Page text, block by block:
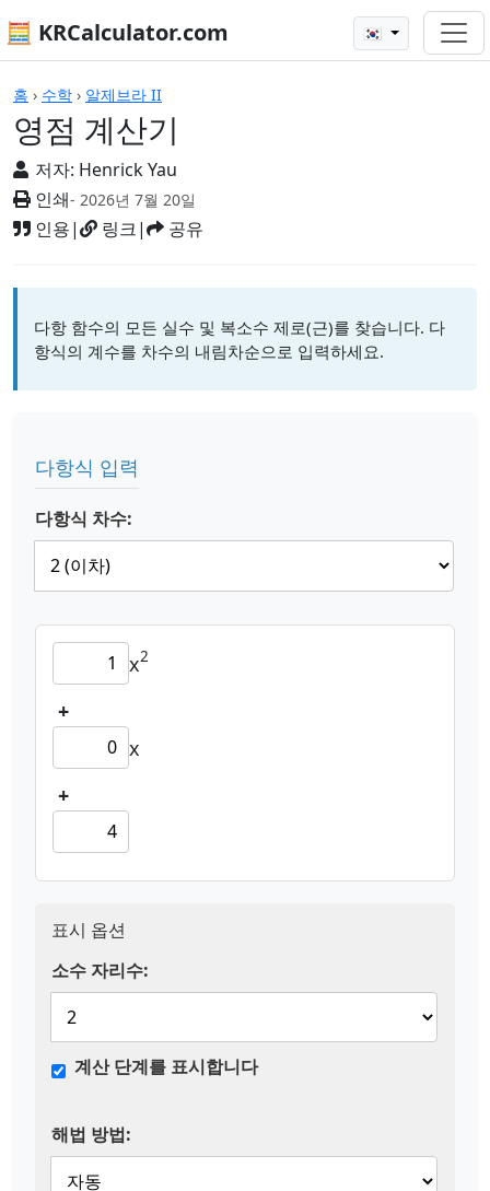
🧮 KRCalculator.com 🇰🇷
홈 › 수학 › 알제브라 II
영점 계산기
저자: Henrick Yau
인쇄- 2026년 7월 20일
인용| 링크| 공유
계산기
다항 함수의 모든 실수 및 복소수 제로(근)를 찾습니다. 다
항식의 계수를 차수의 내림차순으로 입력하세요.
다항식 입력
다항식 차수:
x2
+
x
+
표시 옵션
소수 자리수:
계산 단계를 표시합니다
해법 방법: